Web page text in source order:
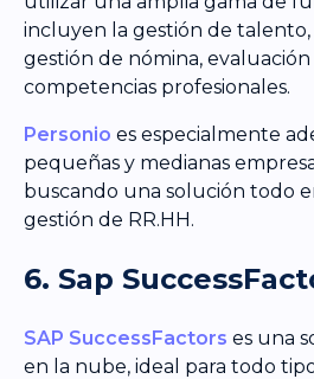
incluyen la gestión de
gestión de nómina,
competencias profesionales.
Personio es especialmente
pequeñas y medianas
buscando una solución todo
gestión de RR.HH.
6. Sap
SAP SuccessFactors es una
en la nube, ideal para todo